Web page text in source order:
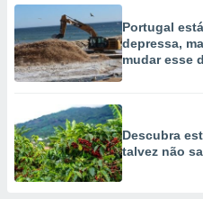
Portugal
depressa,
mudar esse
Descubra
talvez não